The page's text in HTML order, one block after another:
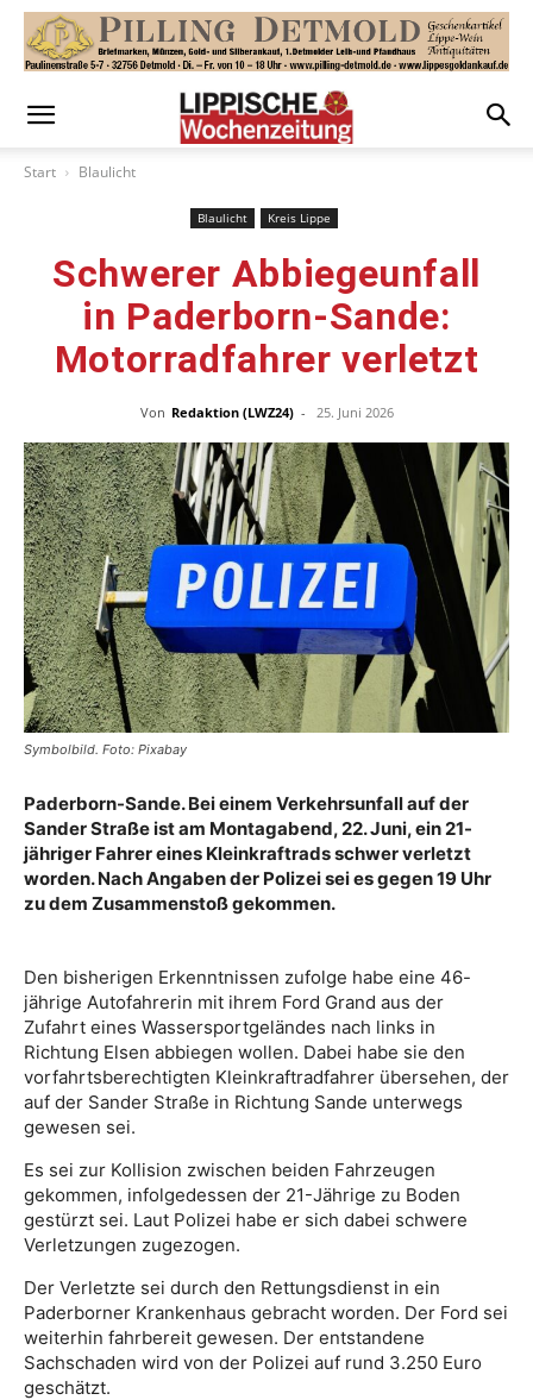
Start Blaulicht
Blaulicht Kreis Lippe
Schwerer Abbiegeunfall
in Paderborn-Sande:
Motorradfahrer verletzt
Von Redaktion (LWZ24) - 25. Juni 2026
Symbolbild. Foto: Pixabay
Paderborn-Sande. Bei einem Verkehrsunfall auf der
Sander Straße ist am Montagabend, 22. Juni, ein 21-
jähriger Fahrer eines Kleinkraftrads schwer verletzt
worden. Nach Angaben der Polizei sei es gegen 19 Uhr
zu dem Zusammenstoß gekommen.
Den bisherigen Erkenntnissen zufolge habe eine 46-
jährige Autofahrerin mit ihrem Ford Grand aus der
Zufahrt eines Wassersportgeländes nach links in
Richtung Elsen abbiegen wollen. Dabei habe sie den
vorfahrtsberechtigten Kleinkraftradfahrer übersehen, der
auf der Sander Straße in Richtung Sande unterwegs
gewesen sei.
Es sei zur Kollision zwischen beiden Fahrzeugen
gekommen, infolgedessen der 21-Jährige zu Boden
gestürzt sei. Laut Polizei habe er sich dabei schwere
Verletzungen zugezogen.
Der Verletzte sei durch den Rettungsdienst in ein
Paderborner Krankenhaus gebracht worden. Der Ford sei
weiterhin fahrbereit gewesen. Der entstandene
Sachschaden wird von der Polizei auf rund 3.250 Euro
geschätzt.